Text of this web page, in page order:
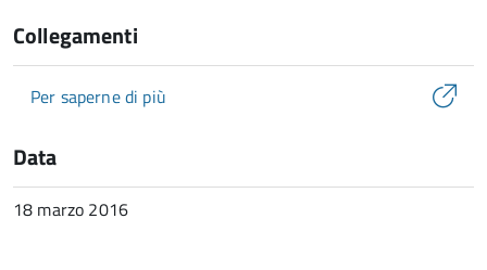
Collegamenti
Per saperne di più
Data
18 marzo 2016